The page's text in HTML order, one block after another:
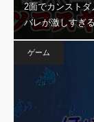
2面でカンスト
バレが激しすぎ
ゲーム